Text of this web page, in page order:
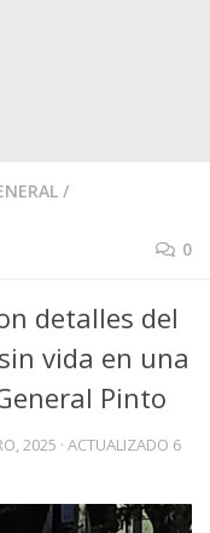
/
0
detalles del
vida en una
Pinto
2025 · ACTUALIZADO 6